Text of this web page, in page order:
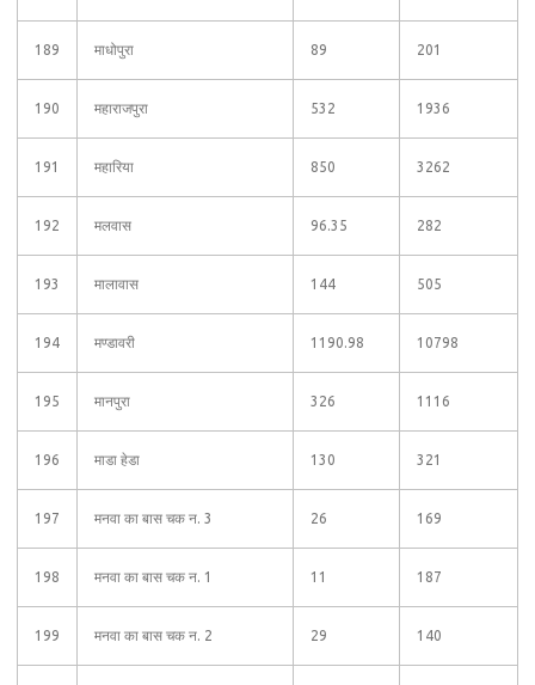
189 माधोपुरा 89 201
190 महाराजपुरा 532 1936
191 महारिया 850 3262
192 मलवास 96.35 282
193 मालावास 144 505
194 मण्डावरी 1190.98 10798
195 मानपुरा 326 1116
196 माडा हेडा 130 321
197 मनवा का बास चक न. 3 26 169
198 मनवा का बास चक न. 1 11 187
199 मनवा का बास चक न. 2 29 140